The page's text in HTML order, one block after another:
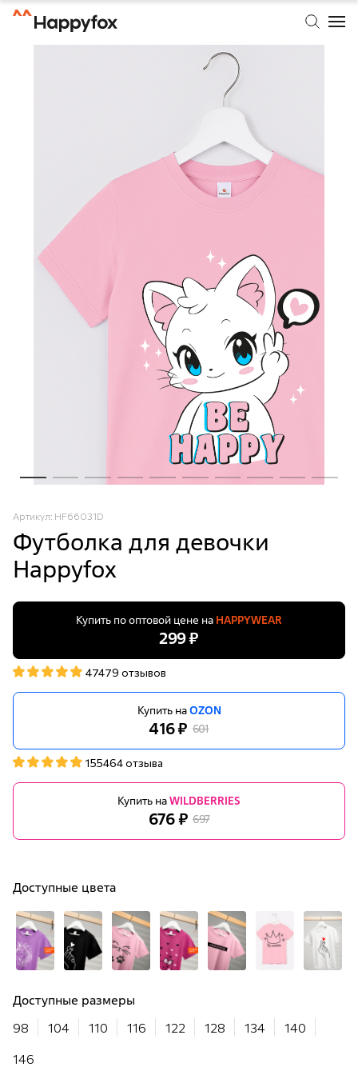
Артикул: HF66031D
Футболка для девочки
Happyfox
Купить по оптовой цене на HAPPYWEAR
299 ₽
47479 отзывов
Купить наOZON
416 ₽ 601
155464 отзыва
Купить наWILDBERRIES
676 ₽ 697
Доступные цвета
Доступные размеры
98 104 110 116 122 128 134 140
146